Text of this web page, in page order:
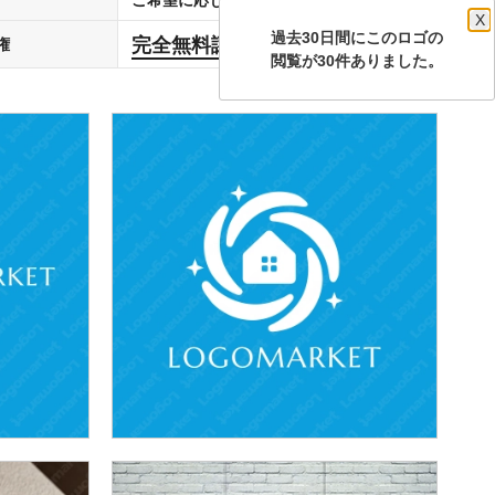
完全無料譲渡 します
過去30日間にこのロゴの
X
閲覧が30件ありました。